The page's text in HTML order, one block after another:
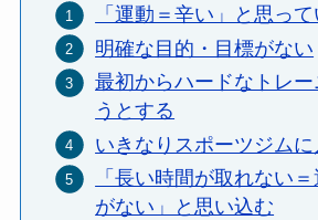
「運動＝辛い」と思って
明確な目的・目標がない
最初からハードなトレー
うとする
いきなりスポーツジムに
「長い時間が取れない
がない」と思い込む